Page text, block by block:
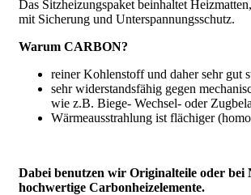
Das Sitzheizungspaket beinhaltet
mit Sicherung und Unterspannungsschutz.
Warum CARBON?
reiner Kohlenstoff und daher sehr gut
sehr widerstandsfähig gegen
wie z.B. Biege- Wechsel- oder
Wärmeausstrahlung ist flächiger
Dabei benutzen wir Originalteile oder bei
hochwertige Carbonheizelemente.